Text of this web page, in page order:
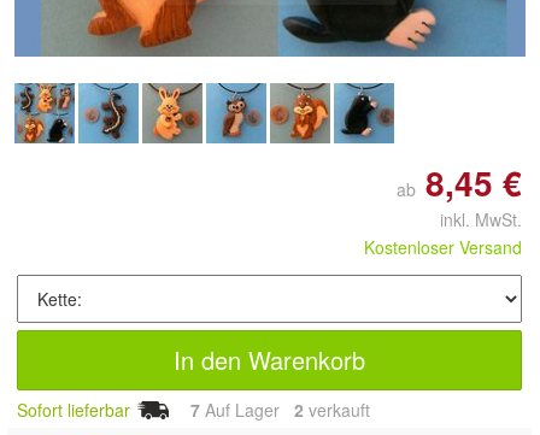
ab 8,45 €
inkl. MwSt.
Kostenloser Versand
In den Warenkorb
Sofort lieferbar 7 Auf Lager 2 verkauft